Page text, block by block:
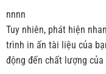
nnnn
Tuy nhiên, phát hiện
trình in ấn tài liệu của
động đến chất lượng của